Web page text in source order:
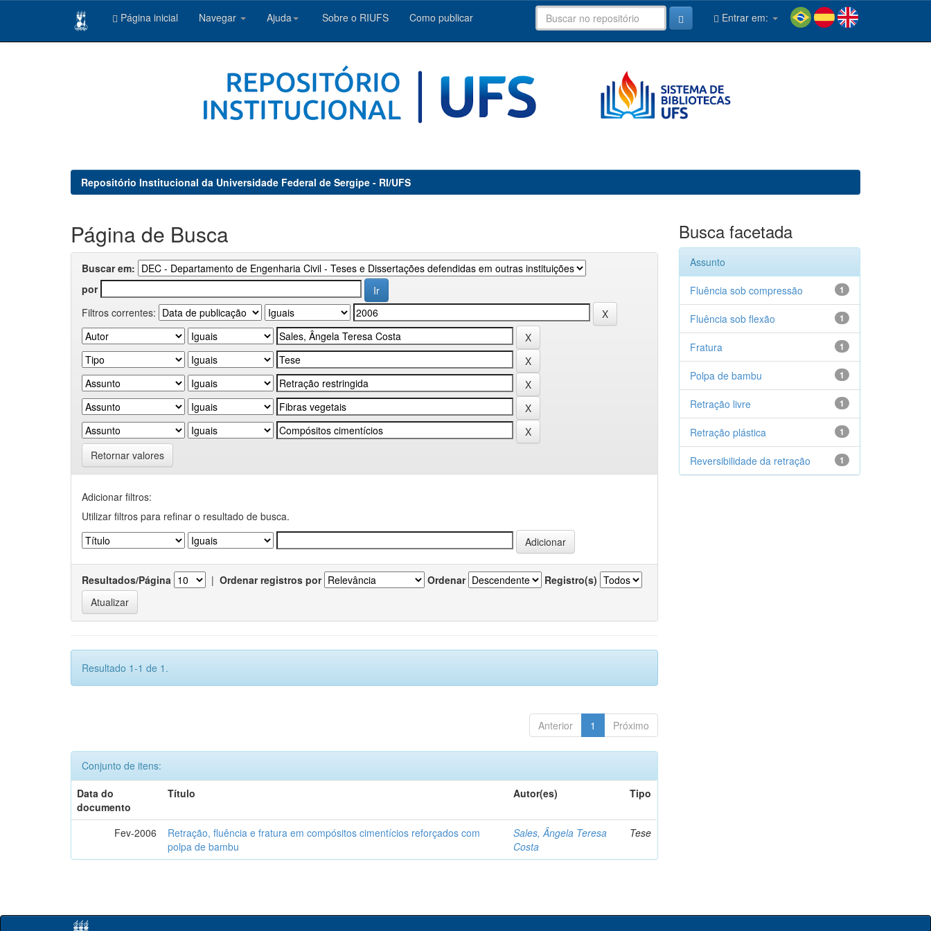
Página inicial Navegar Ajuda Sobre o RIUFS Como publicar Entrar em:
Repositório Institucional da Universidade Federal de Sergipe - RI/UFS
Página de Busca
Buscar em:
por
Filtros correntes:
Retornar valores
Adicionar filtros:
Utilizar filtros para refinar o resultado de busca.
Resultados/Página | Ordenar registros por Ordenar Registro(s)
Resultado 1-1 de 1.
Anterior 1 Próximo
Conjunto de itens:
Data do
documento
Título Autor(es) Tipo
Fev-2006
Retração, fluência e fratura em compósitos cimentícios reforçados com
polpa de bambu
Sales, Ângela Teresa
Costa
Tese
Busca facetada
Assunto
1
Fluência sob compressão
1
Fluência sob flexão
1
Fratura
1
Polpa de bambu
1
Retração livre
1
Retração plástica
1
Reversibilidade da retração